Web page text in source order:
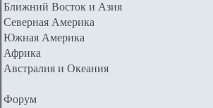
Ближний Восток и Азия
Северная Америка
Южная Америка
Африка
Австралия и Океания
Форум